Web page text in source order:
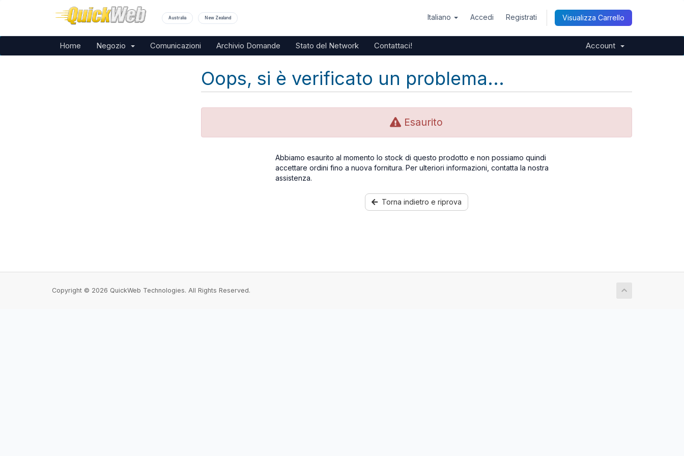
Italiano Accedi Registrati Visualizza Carrello
Australia New Zealand
Home Negozio Comunicazioni Archivio Domande Stato del Network Contattaci! Account
Oops, si è verificato un problema...
Esaurito
Abbiamo esaurito al momento lo stock di questo prodotto e non possiamo quindi
accettare ordini fino a nuova fornitura. Per ulteriori informazioni, contatta la nostra
assistenza.
Torna indietro e riprova
Copyright © 2026 QuickWeb Technologies. All Rights Reserved.